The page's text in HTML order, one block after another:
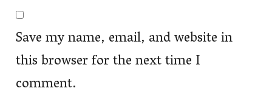
Save my name, email, and website in
this browser for the next time I
comment.